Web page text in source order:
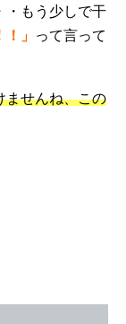
・もう少しで干
」 って言って
ませんね、この